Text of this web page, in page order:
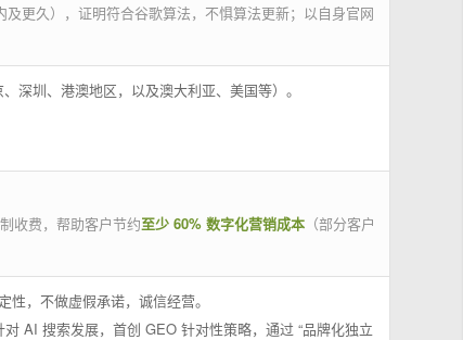
及更久），证明符合谷歌算法，不惧算法更新；以自身官网
深圳、港澳地区，以及澳大利亚、美国等）。
收费，帮助客户节约至少 60% 数字化营销成本 （部分客户
，不做虚假承诺，诚信经营。
对 AI 搜索发展，首创 GEO 针对性策略，通过 “品牌化独立